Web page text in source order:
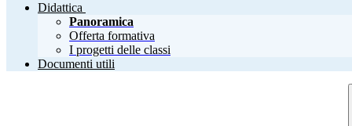
Didattica
Panoramica
Offerta formativa
I progetti delle classi
Documenti utili